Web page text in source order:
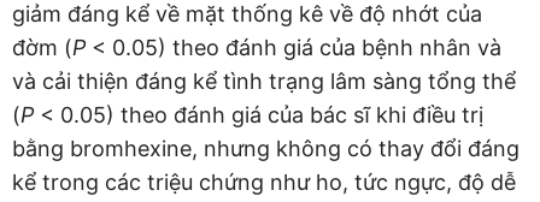
giảm đáng kể về mặt thống kê về độ nhớt của
đờm (P < 0.05) theo đánh giá của bệnh nhân và
và cải thiện đáng kể tình trạng lâm sàng tổng thể
(P < 0.05) theo đánh giá của bác sĩ khi điều trị
bằng bromhexine, nhưng không có thay đổi đáng
kể trong các triệu chứng như ho, tức ngực, độ dễ